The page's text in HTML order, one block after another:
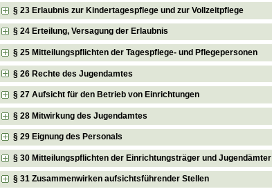
§ 23 Erlaubnis zur Kindertagespflege und zur Vollzeitpflege
§ 24 Erteilung, Versagung der Erlaubnis
§ 25 Mitteilungspflichten der Tagespflege- und Pflegepersonen
§ 26 Rechte des Jugendamtes
§ 27 Aufsicht für den Betrieb von Einrichtungen
§ 28 Mitwirkung des Jugendamtes
§ 29 Eignung des Personals
§ 30 Mitteilungspflichten der Einrichtungsträger und Jugendämter
§ 31 Zusammenwirken aufsichtsführender Stellen